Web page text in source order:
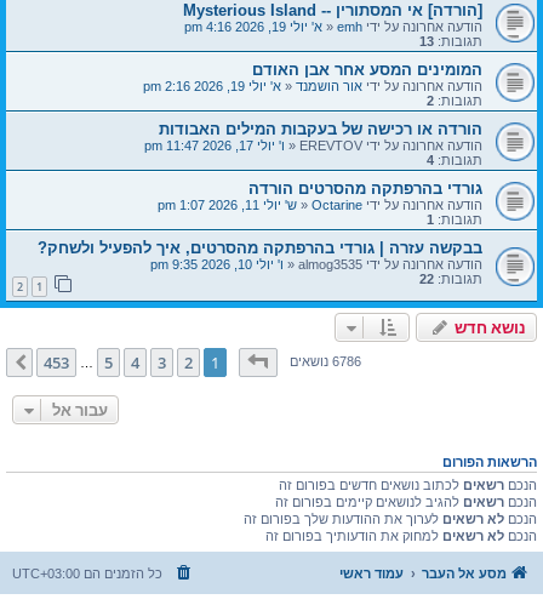
[הורדה] אי המסתורין -- Mysterious Island
הודעה אחרונה על ידי emh
«א' יולי 19, 2026 4:16 pm
תגובות: 13
המומינים המסע אחר אבן האודם
הודעה אחרונה על ידי אור הושמנד«א' יולי 19, 2026 2:16 pm
תגובות: 2
הורדה או רכישה של בעקבות המילים האבודות
הודעה אחרונה על ידי EREVTOV
«ו' יולי 17, 2026 11:47 pm
תגובות: 4
גורדי בהרפתקה מהסרטים הורדה
הודעה אחרונה על ידי Octarine
«ש' יולי 11, 2026 1:07 pm
תגובות: 1
בבקשה עזרה | גורדי בהרפתקה מהסרטים, איך להפעיל ולשחק?
הודעה אחרונה על ידי almog3535
«ו' יולי 10, 2026 9:35 pm
תגובות: 22
2
נושא חדש
6786 נושאיםדף1מתוך 453
1
2
3
4
5
453 הבא
עבור אל
הרשאות הפורום
הנכם רשאיםלכתוב נושאים חדשים בפורום זה
הנכם רשאיםלהגיב לנושאים קיימים בפורום זה
הנכם לא רשאיםלערוך את ההודעות שלך בפורום זה
הנכם לא רשאיםלמחוק את הודעותיך בפורום זה
מסע אל העבר עמוד ראשי כל הזמנים הם UTC+03:00